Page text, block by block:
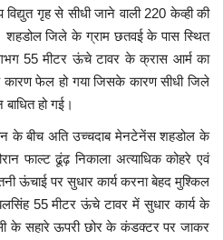
गृह से सीधी जाने वाली 220 केव्ही की
शहडोल जिले के ग्राम छतवई के पास स्थित
55 मीटर ऊंचे टावर के क्रास आर्म का
फेल हो गया जिसके कारण सीधी जिले
हो गई।
के बीच अति उच्चदाब मेनटेनेंस शहडोल के
फाल्ट ढूंढ़ निकाला अत्याधिक कोहरे एवं
ऊंचाई पर सुधार कार्य करना बेहद मुश्किल
55 मीटर ऊंचे टावर में सुधार कार्य के
के सहारे ऊपरी छोर के कंडक्टर पर जाकर